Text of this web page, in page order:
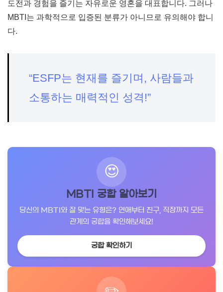
도전과 경험을 즐기는 자유로운 영혼을 대표합니다. 그러나
MBTI는 과학적으로 입증된 분류가 아니므로 유의해야 합니
다.
“ESFP는 현재를 즐기며, 사람들과
소통하는 매력적인 성격!”
😍
MBTI 궁합 알아보기
당신의 MBTI와 잘 맞는 유형은? 연애부터 친구, 직장까지 모든
관계의 궁합을 확인해보세요!
궁합 확인하기